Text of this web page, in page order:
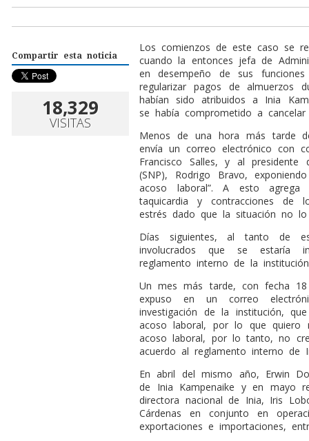
Compartir esta noticia
18,329
VISITAS
Los comienzos de este caso se
cuando la entonces jefa de
en desempeño de sus
regularizar pagos de almuerzos
habían sido atribuidos a Inia
se había comprometido a cancelar
Menos de una hora más tarde
envía un correo electrónico con
Francisco Salles, y al presidente
(SNP), Rodrigo Bravo,
acoso laboral”. A esto
taquicardia y contracciones de
estrés dado que la situación no
Días siguientes, al tanto de
involucrados que se estaría
reglamento interno de la
Un mes más tarde, con fecha
expuso en un correo
investigación de la institución,
acoso laboral, por lo que quiero
acoso laboral, por lo tanto, no
acuerdo al reglamento interno de
En abril del mismo año, Erwin
de Inia Kampenaike y en mayo
directora nacional de Inia, Iris
Cárdenas en conjunto en
exportaciones e importaciones,